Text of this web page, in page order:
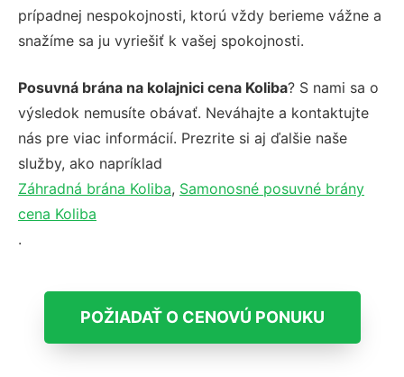
prípadnej nespokojnosti, ktorú vždy berieme vážne a
snažíme sa ju vyriešiť k vašej spokojnosti.
Posuvná brána na kolajnici cena Koliba? S nami sa o
výsledok nemusíte obávať. Neváhajte a kontaktujte
nás pre viac informácií. Prezrite si aj ďalšie naše
služby, ako napríklad
Záhradná brána Koliba, Samonosné posuvné brány
cena Koliba
.
POŽIADAŤ O CENOVÚ PONUKU